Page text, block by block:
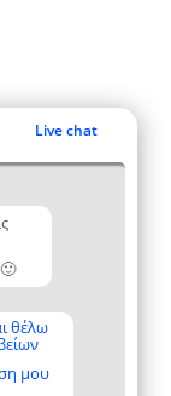
Live chat
θέλω
μου